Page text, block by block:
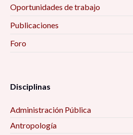
Oportunidades de trabajo
Publicaciones
Foro
Disciplinas
Administración Pública
Antropología